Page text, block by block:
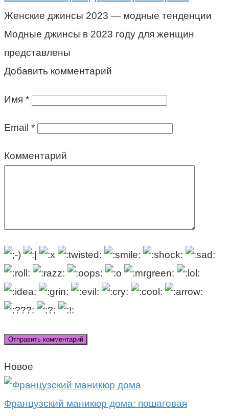
Женские джинсы 2023 — модные тенденции
Модные джинсы в 2023 году для женщин
представлены
Добавить комментарий
Имя *
Email *
Комментарий
Новое
Французский маникюр дома: пошаговая